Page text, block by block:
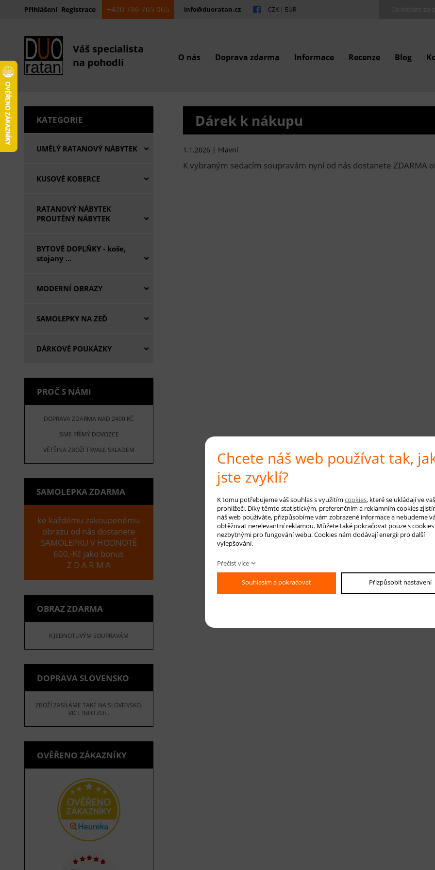
Přihlášení Registrace +420 736 765 065 info@duoratan.cz CZK | EUR
Váš specialista
na pohodlí
O nás Doprava zdarma Informace Recenze Blog
KATEGORIE
UMĚLÝ RATANOVÝ NÁBYTEK
KUSOVÉ KOBERCE
RATANOVÝ NÁBYTEK
PROUTĚNÝ NÁBYTEK
BYTOVÉ DOPLŇKY - koše,
stojany ...
MODERNÍ OBRAZY
SAMOLEPKY NA ZEĎ
DÁRKOVÉ POUKÁZKY
PROČ S NÁMI
DOPRAVA ZDARMA NAD 2400 KČ
JSME PŘÍMÝ DOVOZCE
VĚTŠINA ZBOŽÍ TRVALE SKLADEM
SAMOLEPKA ZDARMA
ke každému zakoupenému
obrazu od nás dostanete
SAMOLEPKU V HODNOTĚ
600,-Kč jako bonus
Z D A R M A
OBRAZ ZDARMA
K JEDNOTLIVÝM SOUPRAVÁM
DOPRAVA SLOVENSKO
ZBOŽÍ ZASÍLÁME TAKÉ NA SLOVENSKO.
VÍCE INFO ZDE.
OVĚŘENO ZÁKAZNÍKY
Dárek k nákupu
1.1.2026 | Hlavní
K vybraným sedacím soupravám nyní od nás dostanete ZDARMA
Chcete náš web používat tak,
jste zvyklí?
K tomu potřebujeme váš souhlas s využitím cookies, které se ukládají ve
prohlížeči. Díky těmto statistickým, preferenčním a reklamním cookies
náš web používáte, přizpůsobíme vám zobrazené informace a nebudeme
obtěžovat nerelevantní reklamou. Můžete také pokračovat pouze s cookies
nezbytnými pro fungování webu. Cookies nám dodávají energii pro další
vylepšování.
Přečíst více
Souhlasím a pokračovat Přizpůsobit nastavení